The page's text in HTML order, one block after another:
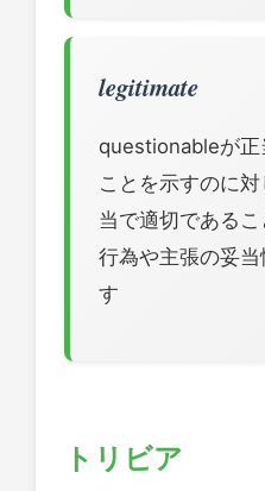
legitimate
questionableが正
ことを示すのに
当で適切であるこ
行為や主張の妥
す
トリビア